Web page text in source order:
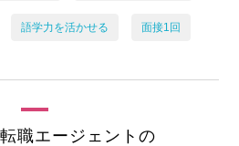
語学力を活かせる 面接1回
職エージェントの